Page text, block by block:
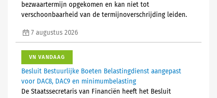
bezwaartermijn opgekomen en kan niet tot
verschoonbaarheid van de termijnoverschrijding leiden.
7 augustus 2026
VN VANDAAG
Besluit Bestuurlijke Boeten Belastingdienst aangepast
voor DAC8, DAC9 en minimumbelasting
De Staatssecretaris van Financiën heeft het Besluit